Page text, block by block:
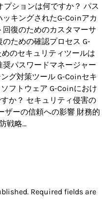
ションは何ですか？ パス
キングされたG-Coinアカ
復のためのカスタマーサ
ための確認プロセス G-
のセキュリティツールは
パスワードマネージャー
グ対策ツール G-Coinセキ
フトウェア G-Coinにおけ
か？ セキュリティ侵害の
ザーの信頼への影響 財務的
戦略…
Required fields are